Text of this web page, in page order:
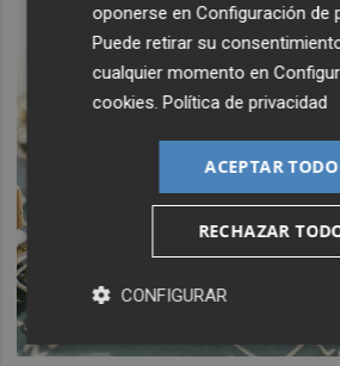
oponerse enConfiguración de
Puede retirar su
cualquier momento en
cookies .Política de privacidad
ACEPTAR TODO
RECHAZAR
CONFIGURAR